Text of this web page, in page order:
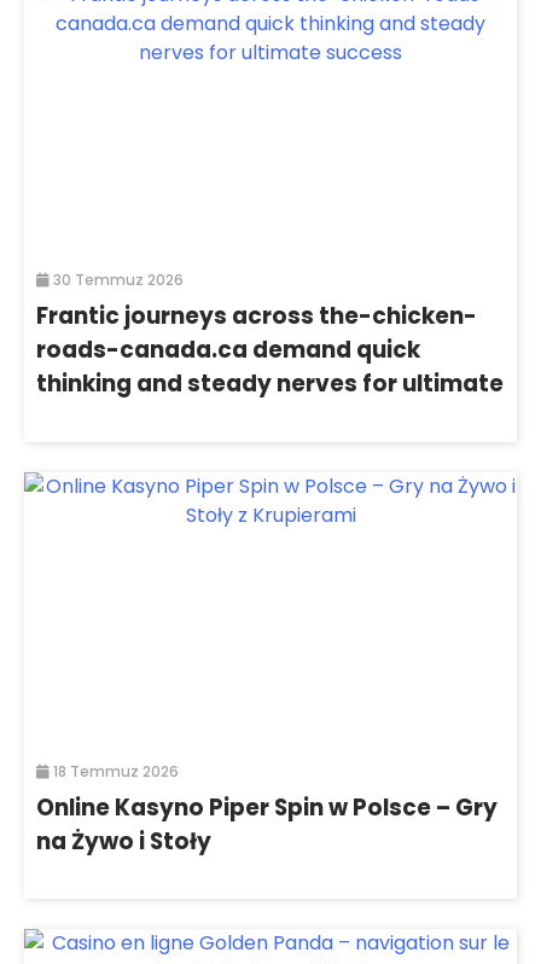
30 Temmuz 2026
Frantic journeys across the-chicken-
roads-canada.ca demand quick
thinking and steady nerves for ultimate
18 Temmuz 2026
Online Kasyno Piper Spin w Polsce – Gry
na Żywo i Stoły